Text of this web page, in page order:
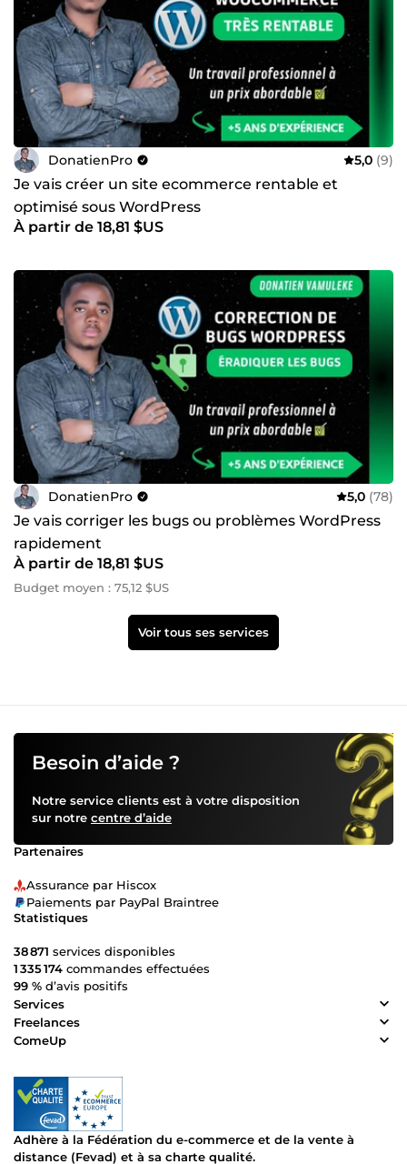
DonatienPro 5,0 (9)
Je vais créer un site ecommerce rentable et
optimisé sous WordPress
À partir de 18,81 $US
DonatienPro 5,0 (78)
Je vais corriger les bugs ou problèmes WordPress
rapidement
À partir de 18,81 $US
Budget moyen : 75,12 $US
Voir tous ses services
Besoin d’aide ?
Notre service clients est à votre disposition
sur notre centre d’aide
Partenaires
Assurance par Hiscox
Paiements par PayPal Braintree
Statistiques
38 871 services disponibles
1 335 174 commandes effectuées
99 % d’avis positifs
Services
Freelances
ComeUp
Adhère à la Fédération du e-commerce et de la vente à
distance (Fevad) et à sa charte qualité.